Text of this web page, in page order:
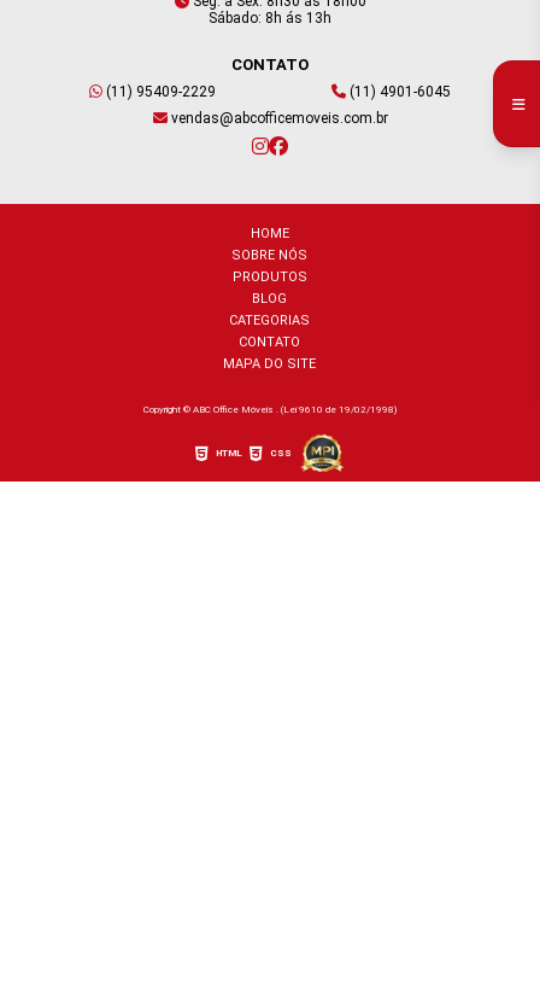
Sábado: 8h ás 13h
CONTATO
(11) 95409-2229
(11) 4901-6045
vendas@abcofficemoveis.com.br
HOME
SOBRE NÓS
PRODUTOS
BLOG
CATEGORIAS
CONTATO
MAPA DO SITE
Copyright © ABC Office Móveis . (Lei 9610 de 19/02/1998)
HTML CSS